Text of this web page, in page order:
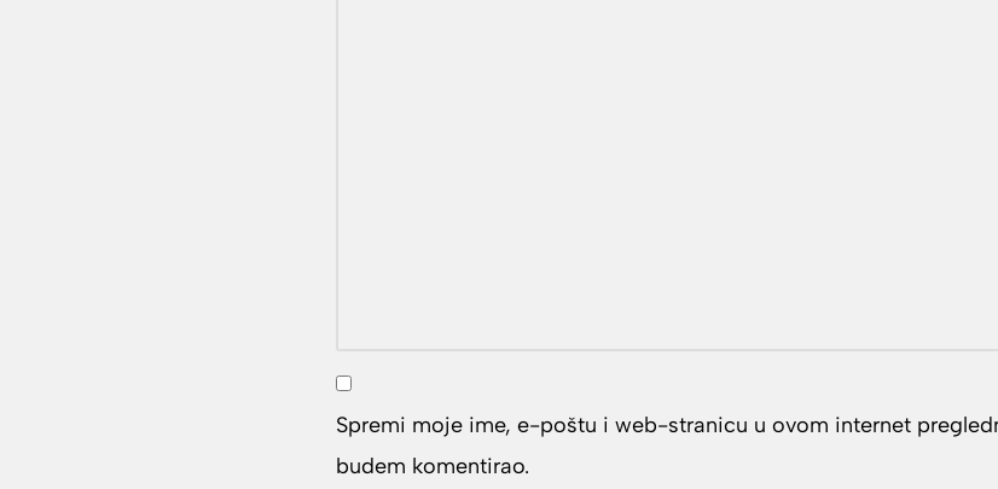
Spremi moje ime, e-poštu i web-stranicu u ovom internet
budem komentirao.